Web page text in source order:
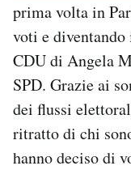
AREA
Area Personale
Notifiche
Regala il Post
Hai bisogno di
prima volta in
voti e
CDU di Angela
SPD. Grazie ai
dei flussi
ritratto di chi
hanno deciso di